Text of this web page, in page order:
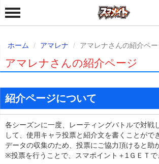
ホーム アマレナ アマレナさんの紹介ペー
アマレナさんの紹介ページ
紹介ページについて
各シーズンに一度、レーティングバトルで対戦
して、使用キャラ投票と紹介文を書くことがで
データの収集のため、投票にご協力頂けると助
※投票を行うことで、スマポイント＋1ＧＥＴで